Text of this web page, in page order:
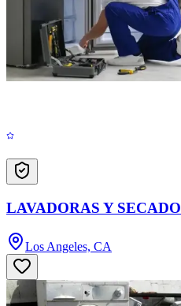
LAVADORAS Y
Los Angeles, CA